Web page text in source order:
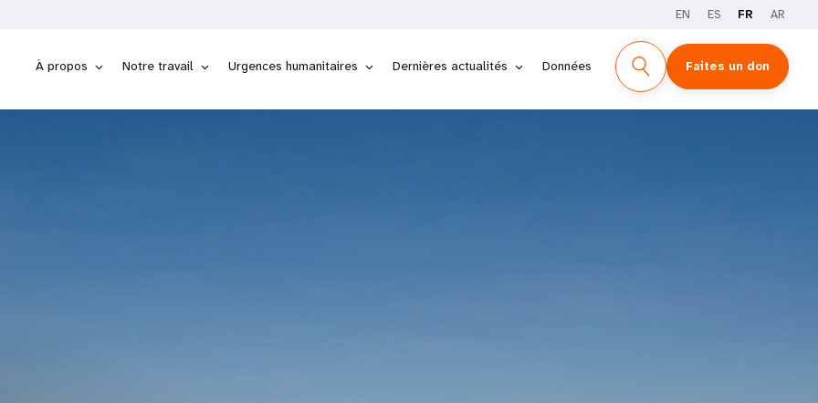
EN ES FR AR
À propos Notre travail Urgences humanitaires Dernières actualités Données Faites un don